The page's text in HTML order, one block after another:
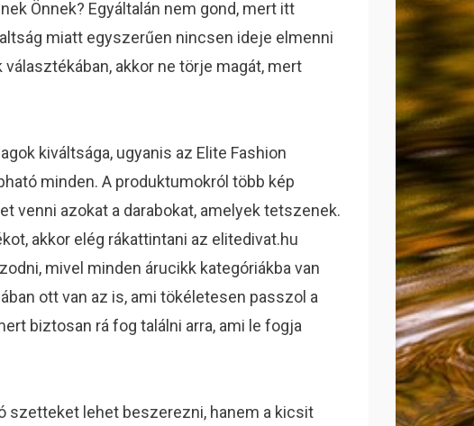
Önnek? Egyáltalán nem gond, mert itt
miatt egyszerűen nincsen ideje elmenni
akkor ne törje magát, mert
kiváltsága, ugyanis az Elite Fashion
minden. A produktumokról több kép
venni azokat a darabokat, amelyek tetszenek.
akkor elég rákattintani az elitedivat.hu
mivel minden árucikk kategóriákba van
ott van az is, ami tökéletesen passzol a
biztosan rá fog találni arra, ami le fogja
szetteket lehet beszerezni, hanem a kicsit